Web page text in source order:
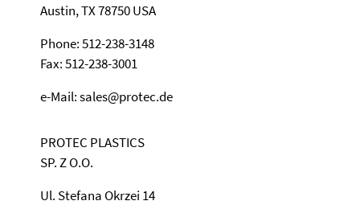
Austin, TX 78750 USA
Phone: 512-238-3148
Fax: 512-238-3001
e-Mail: sales@protec.de
PROTEC PLASTICS
SP. Z O.O.
Ul. Stefana Okrzei 14